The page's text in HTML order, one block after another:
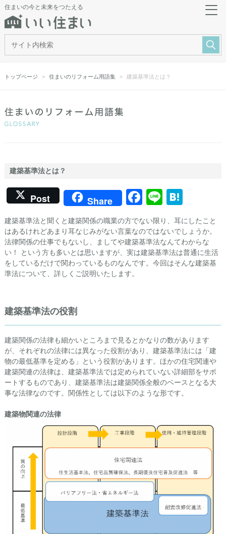
住まいの今と未来をつたえる
トップページ 住まいのリフォーム用語集 建築基準法とは？
建築基準法とは？
Post Share Facebook
Line
建築基準法と聞くと建築関係の職業の方でない限り、耳にしたこと
はあるけれどあまり耳なじみがない言葉なのではないでしょうか。
法律関係の仕事でもないし、ましてや建築基準法なんてわからな
い！ という方も多いとは思いますが、実は建築基準法は普通に生活
をしているだけで関わっているものなんです。今回はそんな建築基
準法について、詳しくご説明いたします。
建築基準法の役割
建築関係の法律も細かいところまで見るとかなりの数があります
が、それぞれの法律には異なった役割があり、建築基準法には「建
物の最低基準を定める」という役割があります。ほかの住宅関連や
建築関連の法律は、建築基準法では定められていない詳細部をサポ
ートするものであり、建築基準法は建築関係全般のベースとなる大
事な法律なのです。関係性としては以下のような形です。
建築物関連の法律